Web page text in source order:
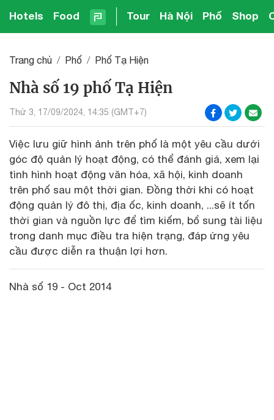
Hotels Food Tour Hà Nội Phố Shop
Trang chủ Phố Phố Tạ Hiện
Nhà số 19 phố Tạ Hiện
Thứ 3, 17/09/2024, 14:35 (GMT+7)
Việc lưu giữ hình ảnh trên phố là một yêu cầu dưới
góc độ quản lý hoạt động, có thể đánh giá, xem lại
tình hình hoạt động văn hóa, xã hội, kinh doanh
trên phố sau một thời gian. Đồng thời khi có hoạt
động quản lý đô thị, địa ốc, kinh doanh, ...sẽ ít tốn
thời gian và nguồn lực để tìm kiếm, bổ sung tài liệu
trong danh mục điều tra hiện trạng, đáp ứng yêu
cầu được diễn ra thuận lợi hơn.
Nhà số 19 - Oct 2014